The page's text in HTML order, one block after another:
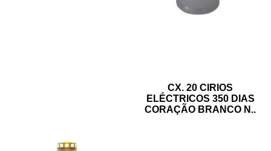
CX. 20 CIRIOS
ELÉCTRICOS 350 DIAS
CORAÇÃO BRANCO N ..